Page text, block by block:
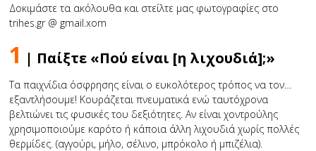
Δοκιμάστε τα ακόλουθα και στείλτε μας φωτογραφίες στο
trihes.gr @ gmail.xom
1 | Παίξτε «Πού είναι [η λιχουδιά];»
Τα παιχνίδια όσφρησης είναι ο ευκολότερος τρόπος να τον…
εξαντλήσουμε! Κουράζεται πνευματικά ενώ ταυτόχρονα
βελτιώνει τις φυσικές του δεξιότητες. Αν είναι χοντρούλης
χρησιμοποιούμε καρότο ή κάποια άλλη λιχουδιά χωρίς πολλές
θερμίδες. (αγγούρι, μήλο, σέλινο, μπρόκολο ή μπιζέλια).